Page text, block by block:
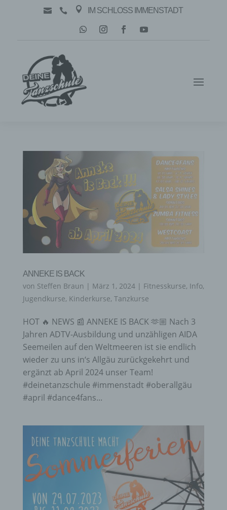
   IM SCHLOSS IMMENSTADT
ANNEKE IS BACK
von Steffen Braun | März 1, 2024| Fitnesskurse, Info,
Jugendkurse, Kinderkurse, Tanzkurse
HOT 🔥 NEWS 📰 ANNEKE IS BACK 🫶🏼 Nach 3
Jahren ADTV-Ausbildung und unzähligen AIDA
Seemeilen auf den Weltmeeren ist sie endlich
wieder zu uns in‘s Allgäu zurückgekehrt und
ergänzt ab April 2024 unser Team!
#deinetanzschule #immenstadt #oberallgäu
#april #dance4fans...